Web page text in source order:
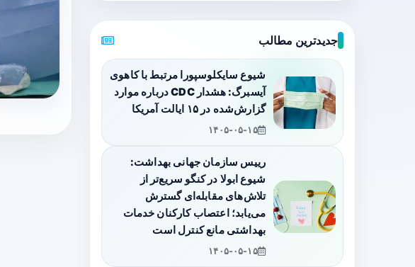
جدیدترین مطالب
شیوع سایکلوسپورا مرتبط با کاهوی
آیسبرگ: هشدار CDC درباره موارد
گزارش‌شده در ۱۵ ایالت آمریکا
۱۴۰۵-۰۵-۱۵
رییس سازمان جهانی بهداشت:
شیوع ابولا در کنگو سریع‌تر از
تلاش‌های مقابله‌ای گسترش
می‌یابد؛ اعتصاب کارکنان خدمات
بهداشتی مانع کنترل است
۱۴۰۵-۰۵-۱۵